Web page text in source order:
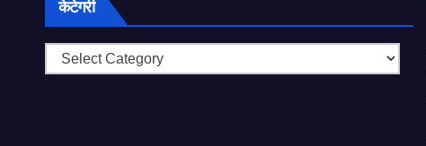
केटेगरी
केटेगरी